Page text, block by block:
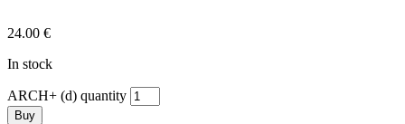
24.00 €
In stock
ARCH+ (d) quantity
Buy